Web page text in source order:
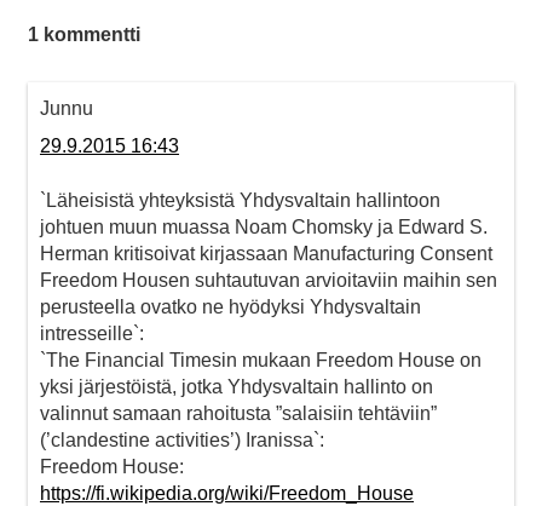
1 kommentti
Junnu
29.9.2015 16:43
`Läheisistä yhteyksistä Yhdysvaltain hallintoon
johtuen muun muassa Noam Chomsky ja Edward S.
Herman kritisoivat kirjassaan Manufacturing Consent
Freedom Housen suhtautuvan arvioitaviin maihin sen
perusteella ovatko ne hyödyksi Yhdysvaltain
intresseille`:
`The Financial Timesin mukaan Freedom House on
yksi järjestöistä, jotka Yhdysvaltain hallinto on
valinnut samaan rahoitusta ”salaisiin tehtäviin”
(’clandestine activities’) Iranissa`:
Freedom House:
https://fi.wikipedia.org/wiki/Freedom_House